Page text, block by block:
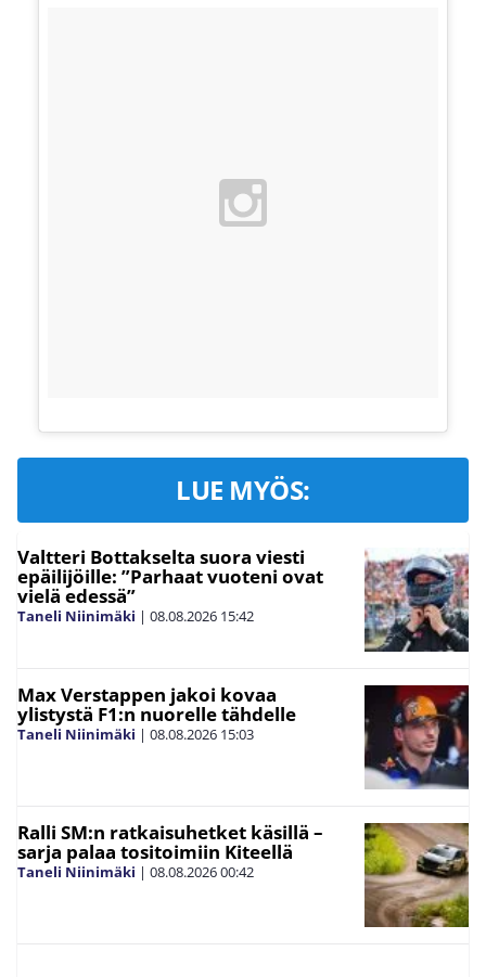
LUE MYÖS:
Valtteri Bottakselta suora viesti
epäilijöille: ”Parhaat vuoteni ovat
vielä edessä”
Taneli Niinimäki | 08.08.2026 15:42
Max Verstappen jakoi kovaa
ylistystä F1:n nuorelle tähdelle
Taneli Niinimäki | 08.08.2026 15:03
Ralli SM:n ratkaisuhetket käsillä –
sarja palaa tositoimiin Kiteellä
Taneli Niinimäki | 08.08.202600:42